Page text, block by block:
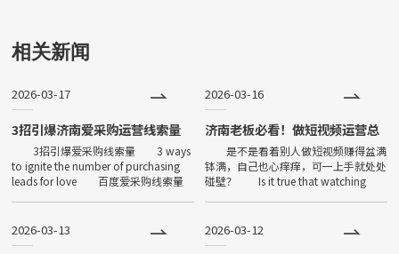
用下载、打开方便、传播便利，
深受大家喜爱，发展非常迅速。
目前小程序全国保有量已超过500
万。
相关新闻
2026-03-17
3招引爆济南爱采购运营线索量
3招引爆爱采购线索量 3 ways
to ignite the number of purchasing
leads for love 百度爱采购线索量
2026-03-16
济南老板必看！做短视频运营总
卡壳？5个致命痛点，每条都戳中
要害
是不是看着别人做短视频赚得盆满
钵满，自己也心痒痒，可一上手就处处
碰壁？ Is it true that watching
2026-03-13 2026-03-12